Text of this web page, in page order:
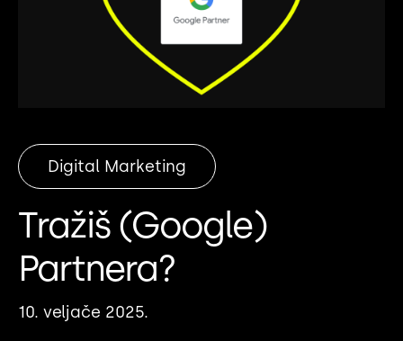
Digital Marketing
Tražiš (Google)
Partnera?
10. veljače 2025.